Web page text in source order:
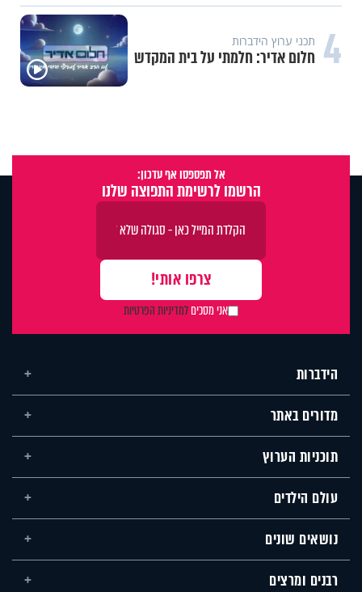
4 תכני ערוץ הידברות
חלום אדיר: חלמתי על בית המקדש
אל תפספסו אף עדכון:
הרשמו לרשימת התפוצה שלנו
אני מסכיםלמדיניות הפרטיות
הידברות
מדורים באתר
תוכניות הערוץ
עולם הילדים
נושאים שונים
רבנים ומרצים